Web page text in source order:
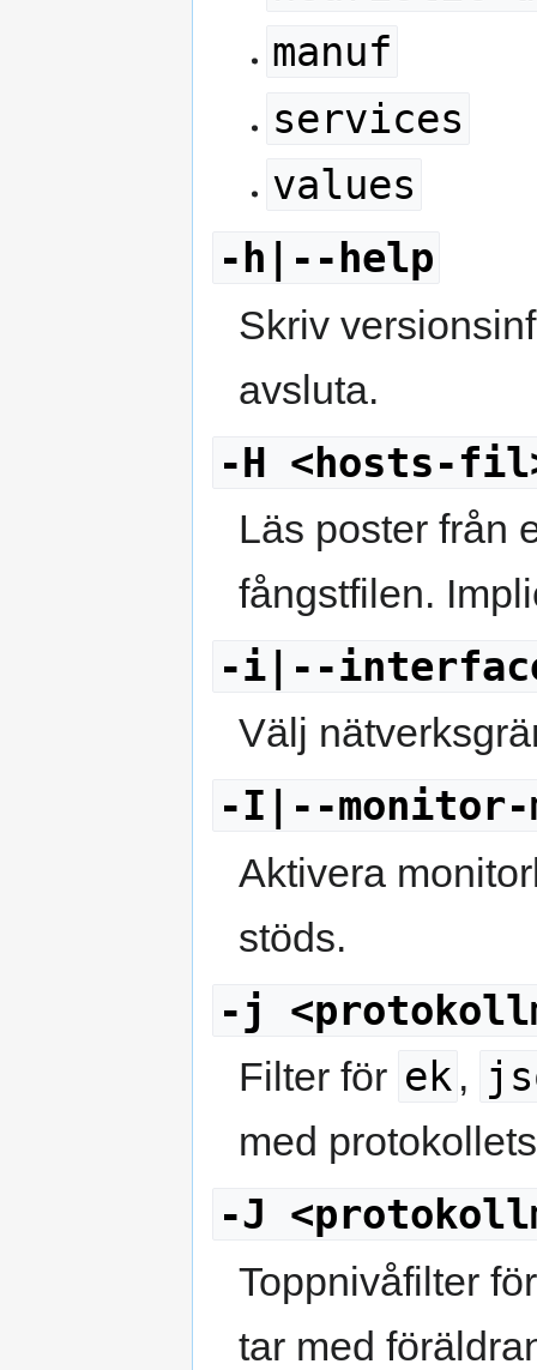
manuf
services
values
-h|--help
Skriv
avsluta.
-H <hosts-
Läs poster från
fångstfilen.
-i|--
Välj
-I|--monitor-
Aktivera
stöds.
-j
Filter för ek ,
med
-J
Toppnivåfilter
tar med